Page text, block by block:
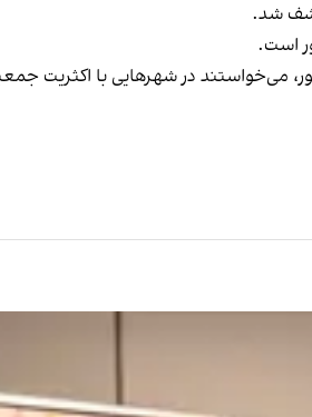
شد.
است.
می‌خواستند در شهرهایی با اکثریت